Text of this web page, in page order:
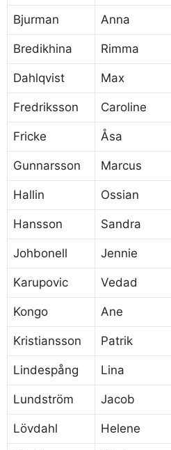
Bjurman Anna
Bredikhina Rimma
Dahlqvist Max
Fredriksson Caroline
Fricke Åsa
Gunnarsson Marcus
Hallin Ossian
Hansson Sandra
Johbonell Jennie
Karupovic Vedad
Kongo Ane
Kristiansson Patrik
Lindespång Lina
Lundström Jacob
Lövdahl Helene